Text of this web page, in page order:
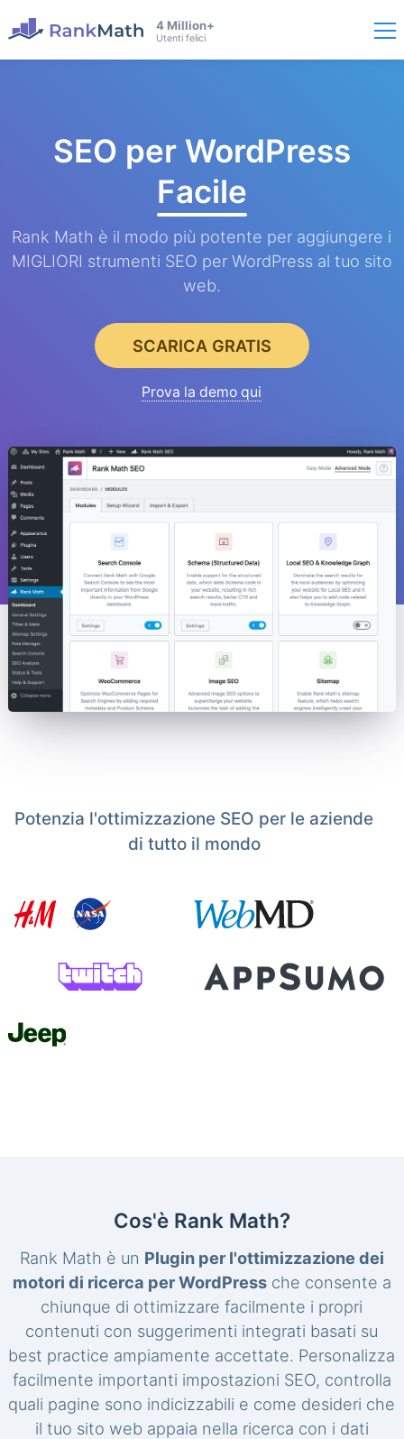
4 Million+
Utenti felici
SEO per WordPress
Facile
Rank Math è il modo più potente per aggiungere i
MIGLIORI strumenti SEO per WordPress al tuo sito
web.
SCARICA GRATIS
Prova la demo qui
Potenzia l'ottimizzazione SEO per le aziende
di tutto il mondo
Cos'è Rank Math?
Rank Math è un Plugin per l'ottimizzazione dei
motori di ricerca per WordPressche consente a
chiunque di ottimizzare facilmente i propri
contenuti con suggerimenti integrati basati su
best practice ampiamente accettate. Personalizza
facilmente importanti impostazioni SEO, controlla
quali pagine sono indicizzabili e come desideri che
il tuo sito web appaia nella ricerca con i dati